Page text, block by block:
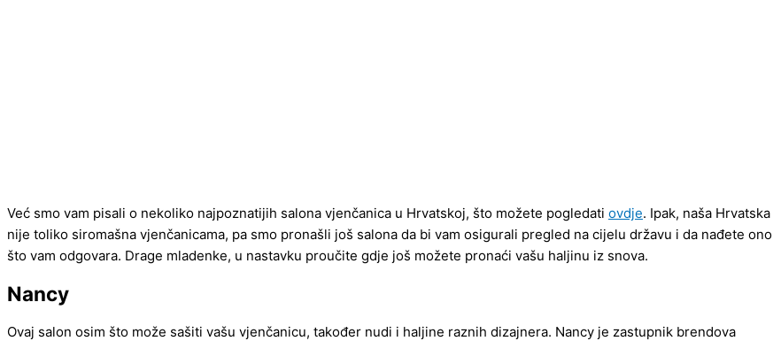
Već smo vam pisali o nekoliko najpoznatijih salona vjenčanica u Hrvatskoj, što možete pogledati ovdje. Ipak, naša Hrvatska
nije toliko siromašna vjenčanicama, pa smo pronašli još salona da bi vam osigurali pregled na cijelu državu i da nađete ono
što vam odgovara. Drage mladenke, u nastavku proučite gdje još možete pronaći vašu haljinu iz snova.
Nancy
Ovaj salon osim što može sašiti vašu vjenčanicu, također nudi i haljine raznih dizajnera. Nancy je zastupnik brendova